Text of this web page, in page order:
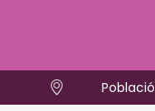
Població